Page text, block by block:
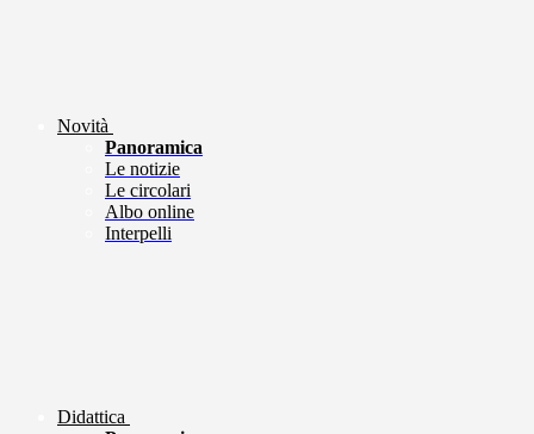
Novità
Panoramica
Le notizie
Le circolari
Albo online
Interpelli
Didattica